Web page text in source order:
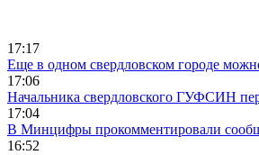
17:17
Еще в одном свердловском городе
17:06
Начальника свердловского ГУФСИН
17:04
В Минцифры прокомментировали
16:52